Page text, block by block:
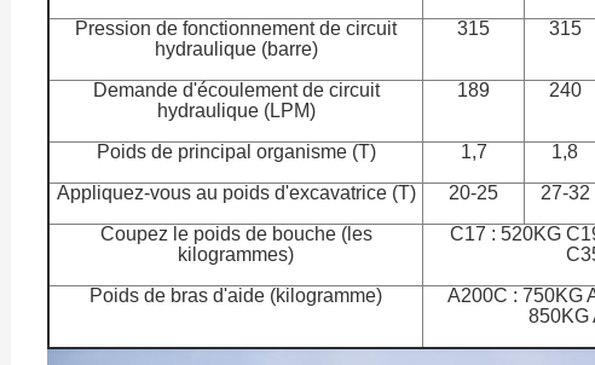
Pression de fonctionnement de circuit
hydraulique (barre)
315 315
Demande d'écoulement de circuit
hydraulique (LPM)
189 240
Poids de principal organisme (T) 1,7 1,8
Appliquez-vous au poids d'excavatrice (T)
20-25 27-32
Coupez le poids de bouche (les
kilogrammes)
C17 : 520KG
Poids de bras d'aide (kilogramme)
A200C : 750KG
850KG